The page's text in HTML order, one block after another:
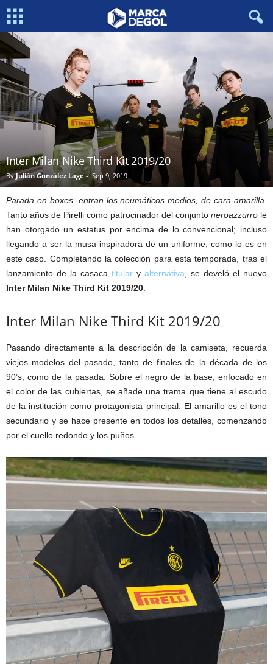
Inter Milan Nike Third Kit 2019/20
By Julián González Lage- Sep 9, 2019
Parada en boxes, entran los neumáticos medios, de cara amarilla.
Tanto años de Pirelli como patrocinador del conjunto neroazzurro le
han otorgado un estatus por encima de lo convencional; incluso
llegando a ser la musa inspiradora de un uniforme, como lo es en
este caso. Completando la colección para esta temporada, tras el
lanzamiento de la casaca titular y alternativa, se develó el nuevo
Inter Milan Nike Third Kit 2019/20.
Inter Milan Nike Third Kit 2019/20
Pasando directamente a la descripción de la camiseta, recuerda
viejos modelos del pasado, tanto de finales de la década de los
90’s, como de la pasada. Sobre el negro de la base, enfocado en
el color de las cubiertas, se añade una trama que tiene al escudo
de la institución como protagonista principal. El amarillo es el tono
secundario y se hace presente en todos los detalles, comenzando
por el cuello redondo y los puños.